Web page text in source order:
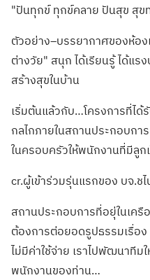
"ปันทุกข์ ทุกข์คลาย ปันสุข สุ
ตัวอย่าง–บรรยากาศของห้อ
ต่างวัย" สนุก ได้เรียนรู้ ได้แร
สร้างสุขในบ้าน
เริ่มต้นแล้วกับ…โครงการที่ไ
กลไกภายในสถานประกอบกา
ในครอบครัวให้พนักงานที่มีลูก
cr.ผู้เข้าร่วมรุ่นแรกของ บจ.ช
สถานประกอบการที่อยุ่ในเครื
ต้องการต่อยอดรูปธรรมเรื่อ
ไม่มีค่าใช้จ่าย เราไปพัฒนาทีม
พนักงานของท่าน…